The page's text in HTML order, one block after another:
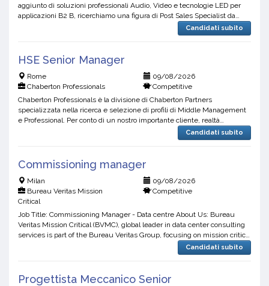
aggiunto di soluzioni professionali Audio, Video e tecnologie LED per
applicazioni B2 B, ricerchiamo una figura di Post Sales Specialist da
Candidati subito
HSE Senior Manager
Rome
09/08/2026
Chaberton Professionals
Competitive
Chaberton Professionals è la divisione di Chaberton Partners
specializzata nella ricerca e selezione di profili di Middle Management
e Professional. Per conto di un nostro importante cliente, realtà
Candidati subito
Commissioning manager
Milan
09/08/2026
Bureau Veritas Mission
Critical
Competitive
Job Title: Commissioning Manager - Data centre About Us: Bureau
Veritas Mission Critical (BVMC), global leader in data center consulting
services is part of the Bureau Veritas Group, focusing on mission critical
Candidati subito
Progettista Meccanico Senior